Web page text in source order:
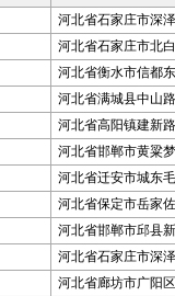
河北省石家庄市深
河北省石家庄市北
河北省衡水市信都
河北省满城县中山
河北省高阳镇建新路
河北省邯郸市黄粱
河北省迁安市城东
河北省保定市岳家
河北省邯郸市邱县
河北省石家庄市深
河北省廊坊市广阳